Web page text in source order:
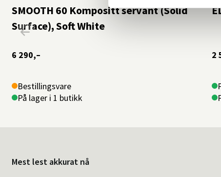
SMOOTH 60 Kompositt servant (Solid
Surface), Soft White
6 290,–
Bestillingsvare
På lager i 1 butikk
2
Mest lest akkurat nå